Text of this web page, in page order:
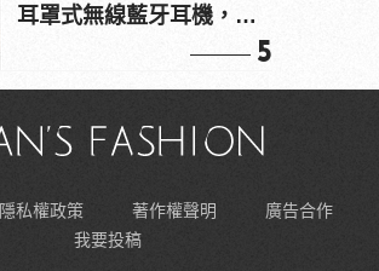
耳罩式無線藍牙耳機，在
5
隱私權政策 著作權聲明
廣告合作
我要投稿